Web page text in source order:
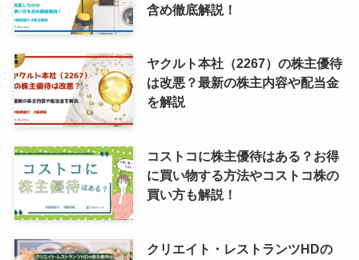
含め徹底解説！
ヤクルト本社（2267）の株主優待
は改悪？最新の株主内容や配当金
を解説
コストコに株主優待はある？お得
に買い物する方法やコストコ株の
買い方も解説！
クリエイト・レストランツHDの